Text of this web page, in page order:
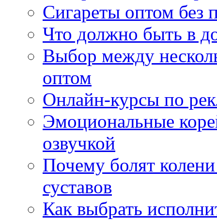
Сигареты оптом без
Что должно быть в
Выбор между
оптом
Онлайн-курсы по
Эмоциональные
озвучкой
Почему болят
суставов
Как выбрать